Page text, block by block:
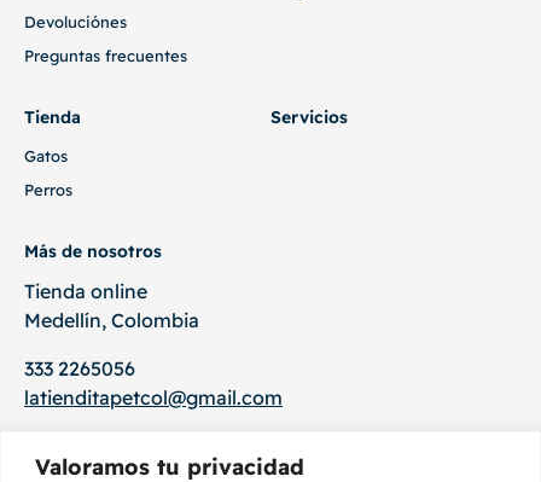
Valoramos tu privacidad
Devoluciónes
Preguntas frecuentes
Tienda
Gatos
Perros
Servicios
Más de nosotros
Tienda online
Medellín, Colombia
333 2265056
latienditapetcol@gmail.com
Subscribete y entérate de ofertas especiales